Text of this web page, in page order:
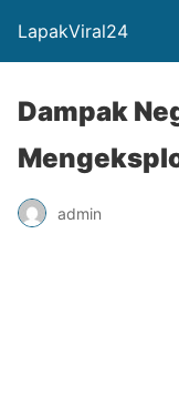
LapakViral24
Dampak
admin